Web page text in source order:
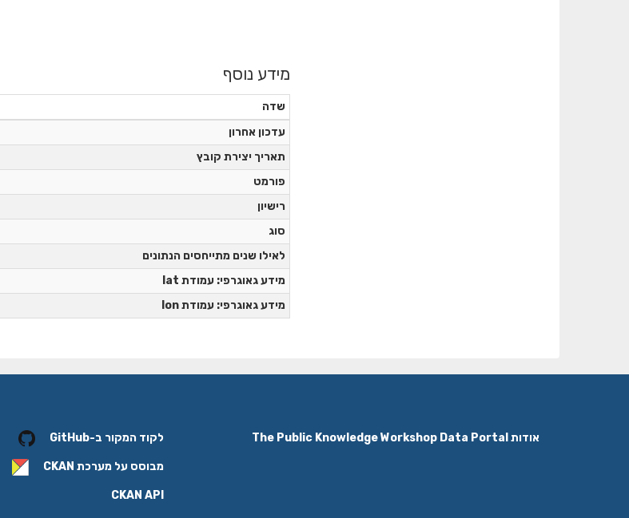
מידע נוסף
שדה
עדכון אחרון
תאריך יצירת קובץ
פורמט
רישיון
סוג
לאילו שנים מתייחסים הנתונים
מידע גאוגרפי: עמודת lat
מידע גאוגרפי: עמודת lon
אודות The Public Knowledge Workshop Data Portal לקוד המקור ב-GitHub
מבוסס על מערכת CKAN
CKAN API